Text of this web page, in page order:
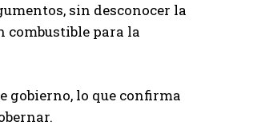
sin desconocer la
para la
gobierno, lo que confirma